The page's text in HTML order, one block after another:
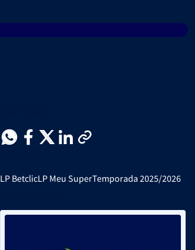
LP BetclicLP Meu SuperTemporada 2025/2026